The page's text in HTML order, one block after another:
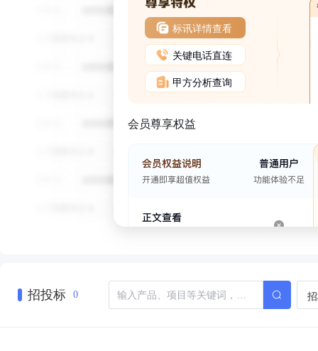
标讯详情查看
关键电话直连
甲方分析查询
会员尊享权益
招投标 0